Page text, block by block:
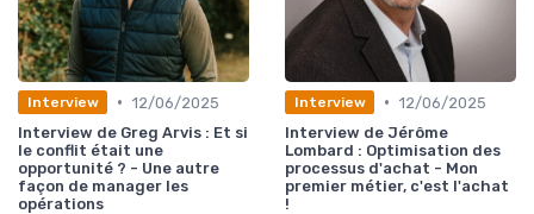
Interview • 12/06/2025
Interview de Greg Arvis : Et si
le conflit était une
opportunité ? - Une autre
façon de manager les
opérations
Interview • 12/06/2025
Interview de Jérôme
Lombard : Optimisation des
processus d'achat - Mon
premier métier, c'est l'achat
!